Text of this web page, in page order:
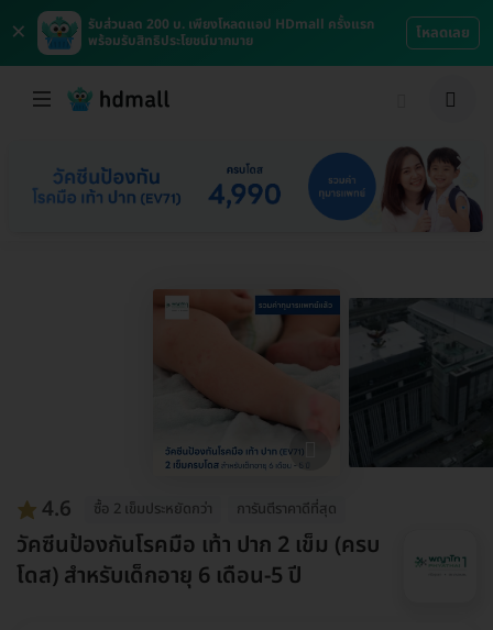
×
รับส่วนลด 200 บ. เพียงโหลดแอป HDmall ครั้งแรก
พร้อมรับสิทธิประโยชน์มากมาย
โหลดเลย
4.6 ซื้อ 2 เข็มประหยัดกว่า การันตีราคาดีที่สุด
วัคซีนป้องกันโรคมือ เท้า ปาก 2 เข็ม (ครบ
โดส) สำหรับเด็กอายุ 6 เดือน-5 ปี